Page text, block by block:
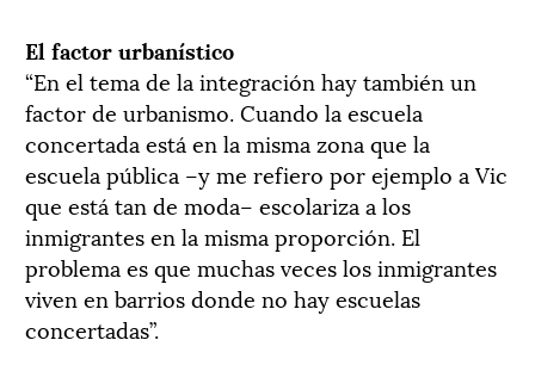
El factor urbanístico
“En el tema de la integración hay también un
factor de urbanismo. Cuando la escuela
concertada está en la misma zona que la
escuela pública –y me refiero por ejemplo a Vic
que está tan de moda– escolariza a los
inmigrantes en la misma proporción. El
problema es que muchas veces los inmigrantes
viven en barrios donde no hay escuelas
concertadas”.